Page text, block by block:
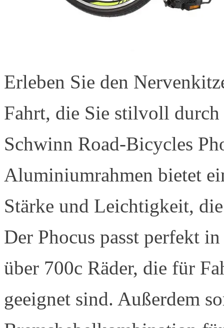
Erleben Sie den
Fahrt, die Sie stilvoll
Schwinn Road-Bicycles
Aluminiumrahmen bietet
Stärke und Leichtigkeit,
Der Phocus passt perfekt
über 700c Räder, die für
geeignet sind. Außerdem